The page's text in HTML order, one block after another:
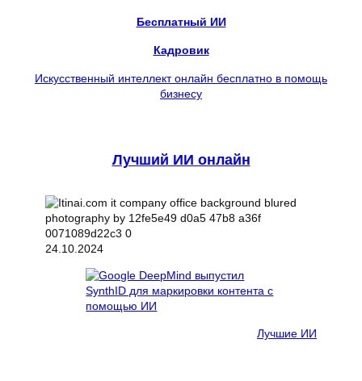
Бесплатный ИИ
Кадровик
Искусственный интеллект онлайн бесплатно в помощь
бизнесу
Лучший ИИ онлайн
24.10.2024
Лучшие ИИ